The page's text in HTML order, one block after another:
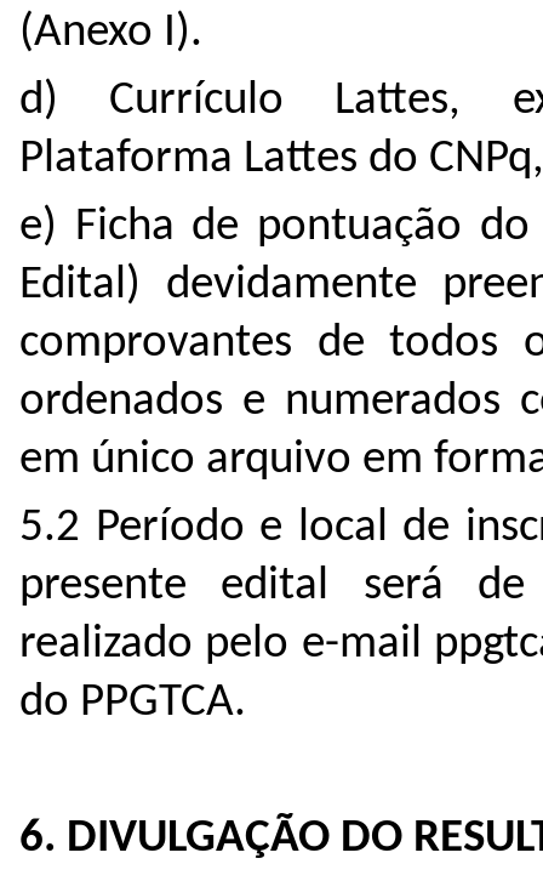
(Anexo I).
d) Currículo Lattes,
Plataforma Lattes do
e) Ficha de pontuação
Edital) devidamente
comprovantes de todos
ordenados e numerados
em único arquivo em
5.2 Período e local de
presente edital será
realizado pelo e-mail
do PPGTCA.
6. DIVULGAÇÃO DO